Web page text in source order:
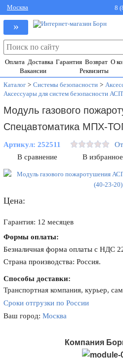
Москва 8
»
Оплата Доставка Гарантия Возврат О
Вакансии
Реквизиты
Каталог > Системы безопасности >
Аксессуары для систем безопасности
Модуль газового
Спецавтоматика МПХ-
Артикул:252511
В сравнение
В избранное
Цена:
Гарантия: 12 месяцев
Формы оплаты:
Безналичная форма оплаты с НДС
Страна производства: Россия.
Способы доставки:
Транспортная компания, курьер,
Сроки отгрузки по России
Ваш город:Москва
Компания